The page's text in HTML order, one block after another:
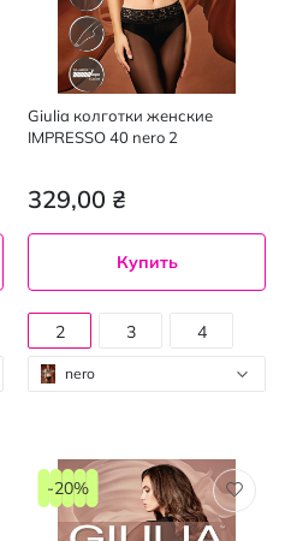
Giulia колготки женские
IMPRESSO 40 nero 2
329,00 ₴
Купить
nero
2 3 4
-20%